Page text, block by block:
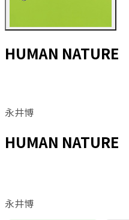
HUMAN NATURE
永井博
HUMAN NATURE
永井博